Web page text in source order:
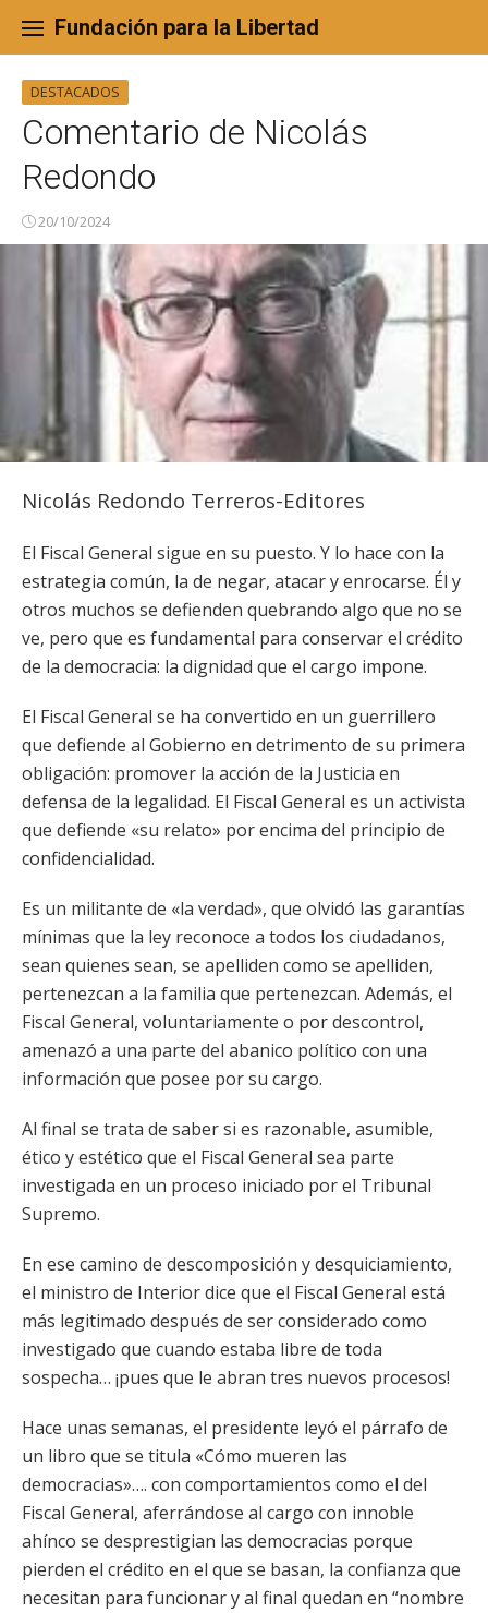
content
Fundación para la Libertad
DESTACADOS
Comentario de Nicolás
Redondo
20/10/2024
Nicolás Redondo Terreros-Editores
El Fiscal General sigue en su puesto. Y lo hace con la
estrategia común, la de negar, atacar y enrocarse. Él y
otros muchos se defienden quebrando algo que no se
ve, pero que es fundamental para conservar el crédito
de la democracia: la dignidad que el cargo impone.
El Fiscal General se ha convertido en un guerrillero
que defiende al Gobierno en detrimento de su primera
obligación: promover la acción de la Justicia en
defensa de la legalidad. El Fiscal General es un activista
que defiende «su relato» por encima del principio de
confidencialidad.
Es un militante de «la verdad», que olvidó las garantías
mínimas que la ley reconoce a todos los ciudadanos,
sean quienes sean, se apelliden como se apelliden,
pertenezcan a la familia que pertenezcan. Además, el
Fiscal General, voluntariamente o por descontrol,
amenazó a una parte del abanico político con una
información que posee por su cargo.
Al final se trata de saber si es razonable, asumible,
ético y estético que el Fiscal General sea parte
investigada en un proceso iniciado por el Tribunal
Supremo.
En ese camino de descomposición y desquiciamiento,
el ministro de Interior dice que el Fiscal General está
más legitimado después de ser considerado como
investigado que cuando estaba libre de toda
sospecha… ¡pues que le abran tres nuevos procesos!
Hace unas semanas, el presidente leyó el párrafo de
un libro que se titula «Cómo mueren las
democracias»…. con comportamientos como el del
Fiscal General, aferrándose al cargo con innoble
ahínco se desprestigian las democracias porque
pierden el crédito en el que se basan, la confianza que
necesitan para funcionar y al final quedan en “nombre